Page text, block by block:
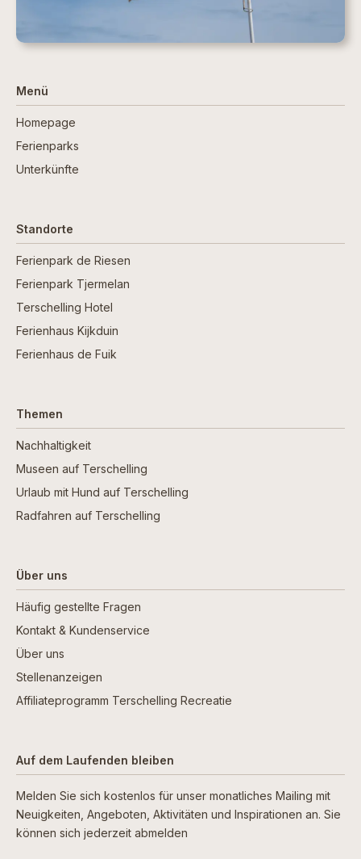
Menü
Homepage
Ferienparks
Unterkünfte
Standorte
Ferienpark de Riesen
Ferienpark Tjermelan
Terschelling Hotel
Ferienhaus Kijkduin
Ferienhaus de Fuik
Themen
Nachhaltigkeit
Museen auf Terschelling
Urlaub mit Hund auf Terschelling
Radfahren auf Terschelling
Über uns
Häufig gestellte Fragen
Kontakt & Kundenservice
Über uns
Stellenanzeigen
Affiliateprogramm Terschelling Recreatie
Auf dem Laufenden bleiben
Melden Sie sich kostenlos für unser monatliches Mailing mit
Neuigkeiten, Angeboten, Aktivitäten und Inspirationen an. Sie
können sich jederzeit abmelden